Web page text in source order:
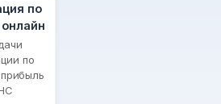
по
по